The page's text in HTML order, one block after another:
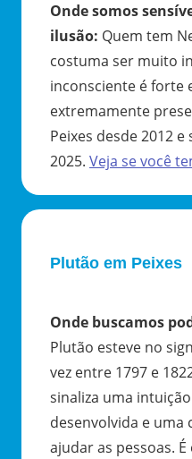
Onde somos
ilusão: Quem tem
costuma ser muito
inconsciente é forte
extremamente
Peixes desde 2012
2025. Veja se você
Plutão em Peixes
Onde buscamos
Plutão esteve no
vez entre 1797 e
sinaliza uma
desenvolvida e uma
ajudar as pessoas.